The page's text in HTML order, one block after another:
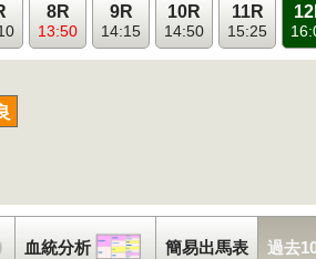
8R
13:50
9R
14:15
10R
14:50
11R
15:25
コース解析
血統分析 血統分析
簡易出馬表 過去